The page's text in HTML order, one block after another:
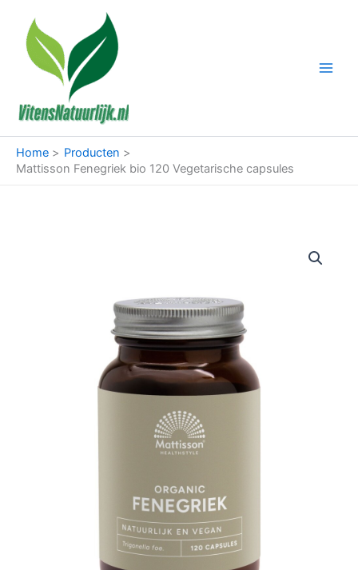
inhoud
Home
Producten
Mattisson Fenegriek bio 120 Vegetarische capsules